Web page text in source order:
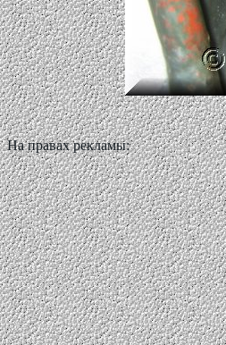
На правах рекламы: